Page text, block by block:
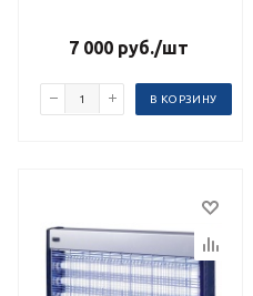
7 000 руб./шт
В КОРЗИНУ